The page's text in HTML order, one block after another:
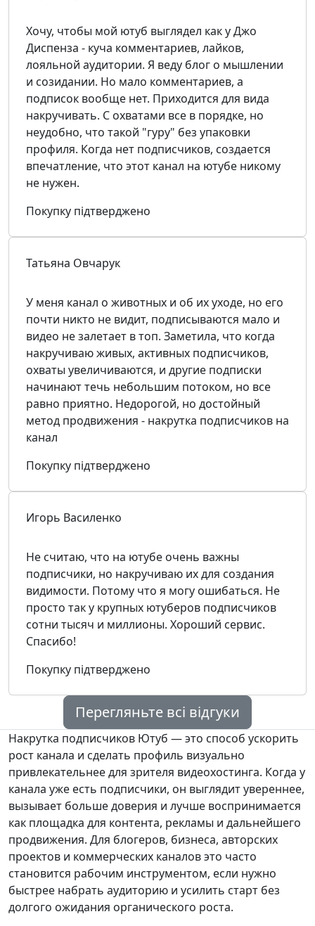
Хочу, чтобы мой ютуб выглядел как у Джо
Диспенза - куча комментариев, лайков,
лояльной аудитории. Я веду блог о мышлении
и созидании. Но мало комментариев, а
подписок вообще нет. Приходится для вида
накручивать. С охватами все в порядке, но
неудобно, что такой "гуру" без упаковки
профиля. Когда нет подписчиков, создается
впечатление, что этот канал на ютубе никому
не нужен.
Покупку підтверджено
Татьяна Овчарук
У меня канал о животных и об их уходе, но его
почти никто не видит, подписываются мало и
видео не залетает в топ. Заметила, что когда
накручиваю живых, активных подписчиков,
охваты увеличиваются, и другие подписки
начинают течь небольшим потоком, но все
равно приятно. Недорогой, но достойный
метод продвижения - накрутка подписчиков на
канал
Покупку підтверджено
Игорь Василенко
Не считаю, что на ютубе очень важны
подписчики, но накручиваю их для создания
видимости. Потому что я могу ошибаться. Не
просто так у крупных ютуберов подписчиков
сотни тысяч и миллионы. Хороший сервис.
Спасибо!
Покупку підтверджено
Перегляньте всі відгуки
Накрутка подписчиков Ютуб — это способ ускорить
рост канала и сделать профиль визуально
привлекательнее для зрителя видеохостинга. Когда у
канала уже есть подписчики, он выглядит увереннее,
вызывает больше доверия и лучше воспринимается
как площадка для контента, рекламы и дальнейшего
продвижения. Для блогеров, бизнеса, авторских
проектов и коммерческих каналов это часто
становится рабочим инструментом, если нужно
быстрее набрать аудиторию и усилить старт без
долгого ожидания органического роста.